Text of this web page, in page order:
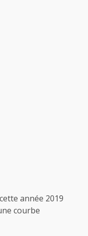
année 2019
courbe